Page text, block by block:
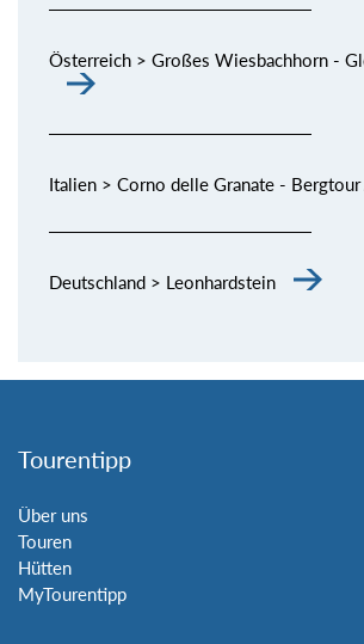
Österreich > Großes Wiesbachhorn -
Italien > Corno delle Granate - Bergtour
Deutschland > Leonhardstein
Tourentipp
Über uns
Touren
Hütten
MyTourentipp